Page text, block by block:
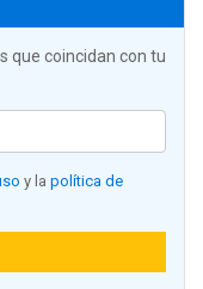
que coincidan con tu
y la política de